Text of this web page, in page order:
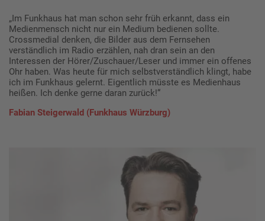
„Im Funkhaus hat man schon sehr früh erkannt, dass ein
Medienmensch nicht nur ein Medium bedienen sollte.
Crossmedial denken, die Bilder aus dem Fernsehen
verständlich im Radio erzählen, nah dran sein an den
Interessen der Hörer/Zuschauer/Leser und immer ein offenes
Ohr haben. Was heute für mich selbstverständlich klingt, habe
ich im Funkhaus gelernt. Eigentlich müsste es Medienhaus
heißen. Ich denke gerne daran zurück!“
Fabian Steigerwald (Funkhaus Würzburg)